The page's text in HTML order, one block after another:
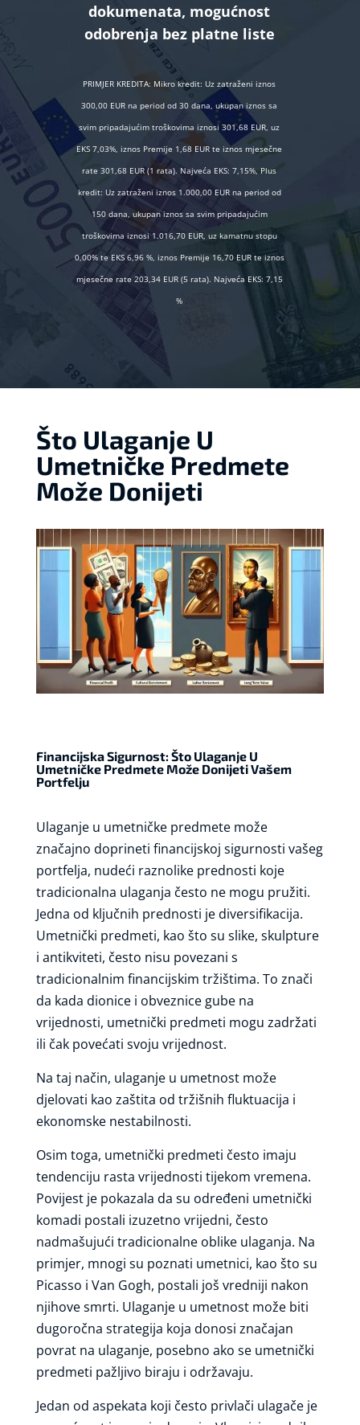
dokumenata, mogućnost
odobrenja bez platne liste
PRIMJER KREDITA: Mikro kredit: Uz zatraženi iznos
300,00 EUR na period od 30 dana, ukupan iznos sa
svim pripadajućim troškovima iznosi 301,68 EUR, uz
EKS 7,03%, iznos Premije 1,68 EUR te iznos mjesečne
rate 301,68 EUR (1 rata). Najveća EKS: 7,15%, Plus
kredit: Uz zatraženi iznos 1.000,00 EUR na period od
150 dana, ukupan iznos sa svim pripadajućim
troškovima iznosi 1.016,70 EUR, uz kamatnu stopu
0,00% te EKS 6,96 %, iznos Premije 16,70 EUR te iznos
mjesečne rate 203,34 EUR (5 rata). Najveća EKS: 7,15
%
Što Ulaganje U
Umetničke Predmete
Može Donijeti
Financijska Sigurnost: Što Ulaganje U
Umetničke Predmete Može Donijeti Vašem
Portfelju
Ulaganje u umetničke predmete može
značajno doprineti financijskoj sigurnosti vašeg
portfelja, nudeći raznolike prednosti koje
tradicionalna ulaganja često ne mogu pružiti.
Jedna od ključnih prednosti je diversifikacija.
Umetnički predmeti, kao što su slike, skulpture
i antikviteti, često nisu povezani s
tradicionalnim financijskim tržištima. To znači
da kada dionice i obveznice gube na
vrijednosti, umetnički predmeti mogu zadržati
ili čak povećati svoju vrijednost.
Na taj način, ulaganje u umetnost može
djelovati kao zaštita od tržišnih fluktuacija i
ekonomske nestabilnosti.
Osim toga, umetnički predmeti često imaju
tendenciju rasta vrijednosti tijekom vremena.
Povijest je pokazala da su određeni umetnički
komadi postali izuzetno vrijedni, često
nadmašujući tradicionalne oblike ulaganja. Na
primjer, mnogi su poznati umetnici, kao što su
Picasso i Van Gogh, postali još vredniji nakon
njihove smrti. Ulaganje u umetnost može biti
dugoročna strategija koja donosi značajan
povrat na ulaganje, posebno ako se umetnički
predmeti pažljivo biraju i održavaju.
Jedan od aspekata koji često privlači ulagače je